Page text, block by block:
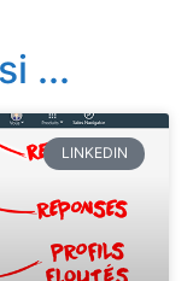
...
LINKEDIN